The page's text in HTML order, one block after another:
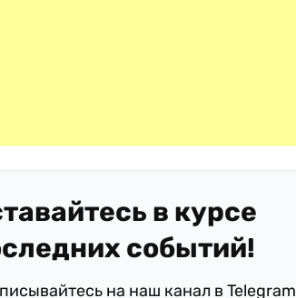
в курсе
событий!
на наш канал в Telegram